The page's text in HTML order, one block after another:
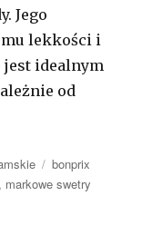
Jego
lekkości i
jest idealnym
od
Tagi
bonprix
, markowe swetry